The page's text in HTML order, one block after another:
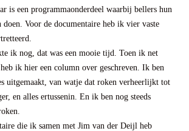
is een programmaonderdeel waarbij bellers hun
doen. Voor de documentaire heb ik vier vaste
ik nog, dat was een mooie tijd. Toen ik net
ik hier een column over geschreven. Ik ben
uitgemaakt, van watje dat roken verheerlijkt tot
en alles ertussenin. En ik ben nog steeds
die ik samen met Jim van der Deijl heb